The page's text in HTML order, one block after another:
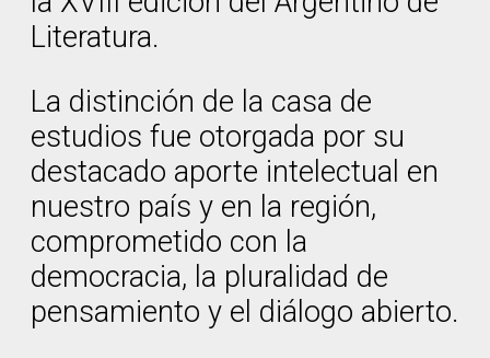
Literatura.
La distinción de la casa de
estudios fue otorgada por su
destacado aporte intelectual en
nuestro país y en la región,
comprometido con la
democracia, la pluralidad de
pensamiento y el diálogo abierto.